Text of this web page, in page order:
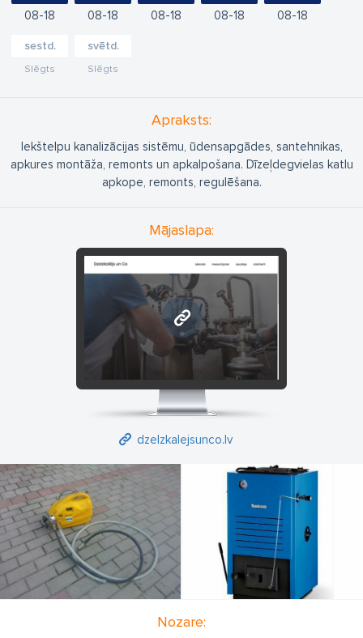
08 18 08 18 08 18 08 18 08 18
sestd.
Slēgts
svētd.
Slēgts
Apraksts:
Iekštelpu kanalizācijas sistēmu, ūdensapgādes, santehnikas,
apkures montāža, remonts un apkalpošana. Dīzeļdegvielas katlu
apkope, remonts, regulēšana.
Mājaslapa:
dzelzkalejsunco.lv
dzelzkalejsunco.lv
Nozare: